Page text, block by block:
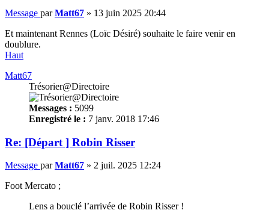
Message parMatt67 » 13 juin 2025 20:44
Et maintenant Rennes (Loïc Désiré) souhaite le faire venir en
doublure.
Haut
Matt67
Trésorier@Directoire
Messages : 5099
Enregistré le : 7 janv. 2018 17:46
Re: [Départ ] Robin Risser
Message parMatt67 » 2 juil. 2025 12:24
Foot Mercato ;
Lens a bouclé l’arrivée de Robin Risser !